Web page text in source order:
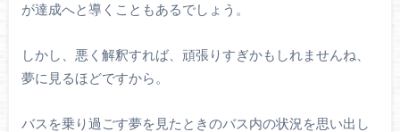
が達成へと導くこともあるでしょう。
しかし、悪く解釈すれば、頑張りすぎかもしれませんね、
夢に見るほどですから。
バスを乗り過ごす夢を見たときのバス内の状況を思い出し